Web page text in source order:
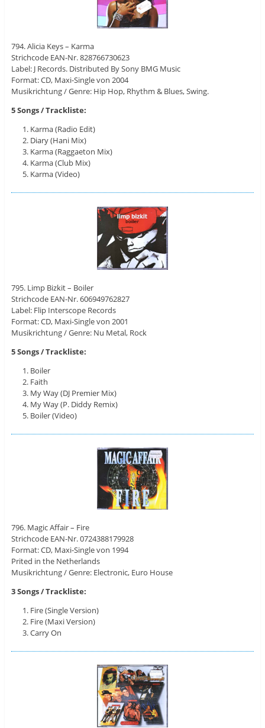
794. Alicia Keys – Karma
Strichcode EAN-Nr. 828766730623
Label: J Records. Distributed By Sony BMG Music
Format: CD, Maxi-Single von 2004
Musikrichtung / Genre: Hip Hop, Rhythm & Blues, Swing.
5 Songs / Trackliste:
Karma (Radio Edit)
Diary (Hani Mix)
Karma (Raggaeton Mix)
Karma (Club Mix)
Karma (Video)
795. Limp Bizkit – Boiler
Strichcode EAN-Nr. 606949762827
Label: Flip Interscope Records
Format: CD, Maxi-Single von 2001
Musikrichtung / Genre: Nu Metal, Rock
5 Songs / Trackliste:
Boiler
Faith
My Way (DJ Premier Mix)
My Way (P. Diddy Remix)
Boiler (Video)
796. Magic Affair – Fire
Strichcode EAN-Nr. 0724388179928
Format: CD, Maxi-Single von 1994
Prited in the Netherlands
Musikrichtung / Genre: Electronic, Euro House
3 Songs / Trackliste:
Fire (Single Version)
Fire (Maxi Version)
Carry On